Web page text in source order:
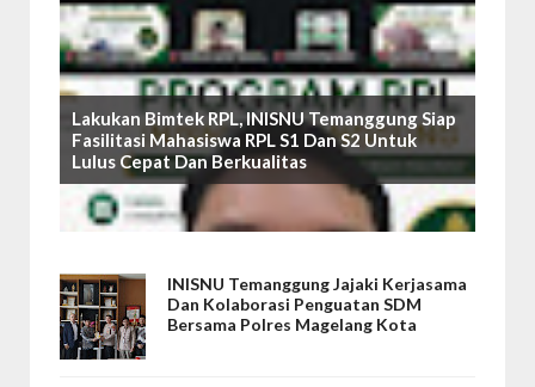
Lakukan Bimtek RPL, INISNU Temanggung Siap
Fasilitasi Mahasiswa RPL S1 Dan S2 Untuk
Lulus Cepat Dan Berkualitas
INISNU Temanggung Jajaki Kerjasama
Dan Kolaborasi Penguatan SDM
Bersama Polres Magelang Kota